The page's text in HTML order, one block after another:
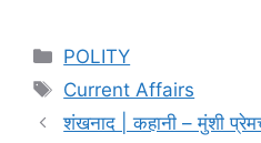
Categories
POLITY
Tags
Current Affairs
शंखनाद | कहानी – मुंशी